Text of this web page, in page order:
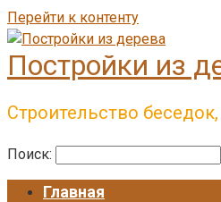
Перейти к контенту
Постройки из
Строительство
Поиск:
Главная